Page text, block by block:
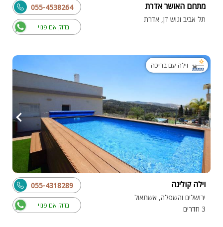
מתחם האושר אדרת
תל אביב וגוש דן, אדרת
בדוק אם פנוי
055-4538264
וילה עם בריכה
וילה קולינה
ירושלים והשפלה, אשתאול
3 חדרים
בדוק אם פנוי
055-4318289